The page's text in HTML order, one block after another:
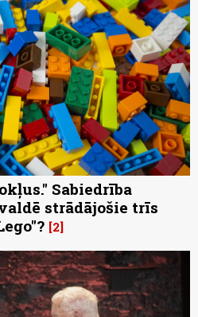
Sabiedrība
strādājošie trīs
2